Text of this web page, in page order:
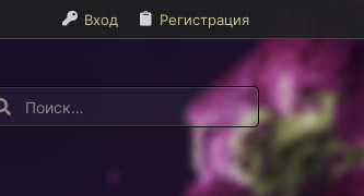
Вход Регистрация